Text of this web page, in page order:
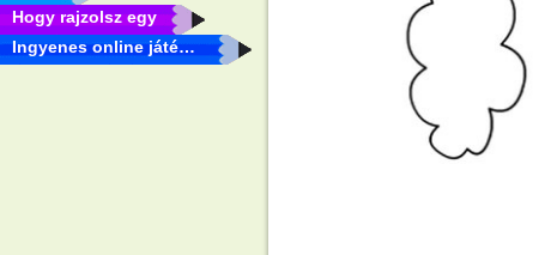
Hogy rajzolsz egy
Ingyenes online játékok